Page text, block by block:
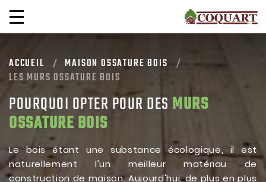
ACCUEIL
MAISON OSSATURE BOIS
LES MURS OSSATURE BOIS
POURQUOI OPTER POUR DES MURS
OSSATURE BOIS
Le bois étant une substance écologique, il est
naturellement l'un meilleur matériau de
construction de maison. Aujourd'hui, de plus en plus